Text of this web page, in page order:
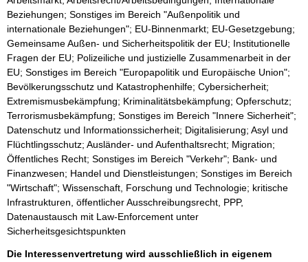
Beziehungen; Sonstiges im Bereich "Außenpolitik und
internationale Beziehungen"; EU-Binnenmarkt; EU-Gesetzgebung;
Gemeinsame Außen- und Sicherheitspolitik der EU; Institutionelle
Fragen der EU; Polizeiliche und justizielle Zusammenarbeit in der
EU; Sonstiges im Bereich "Europapolitik und Europäische Union";
Bevölkerungsschutz und Katastrophenhilfe; Cybersicherheit;
Extremismusbekämpfung; Kriminalitätsbekämpfung; Opferschutz;
Terrorismusbekämpfung; Sonstiges im Bereich "Innere Sicherheit";
Datenschutz und Informationssicherheit; Digitalisierung; Asyl und
Flüchtlingsschutz; Ausländer- und Aufenthaltsrecht; Migration;
Öffentliches Recht; Sonstiges im Bereich "Verkehr"; Bank- und
Finanzwesen; Handel und Dienstleistungen; Sonstiges im Bereich
"Wirtschaft"; Wissenschaft, Forschung und Technologie; kritische
Infrastrukturen, öffentlicher Ausschreibungsrecht, PPP,
Datenaustausch mit Law-Enforcement unter
Sicherheitsgesichtspunkten
Die Interessenvertretung wird ausschließlich in eigenem